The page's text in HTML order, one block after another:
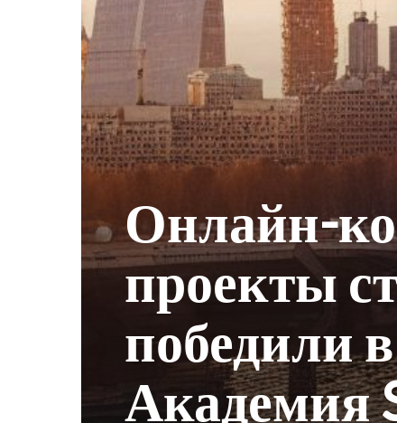
Онлайн-
проекты
победили
Академия